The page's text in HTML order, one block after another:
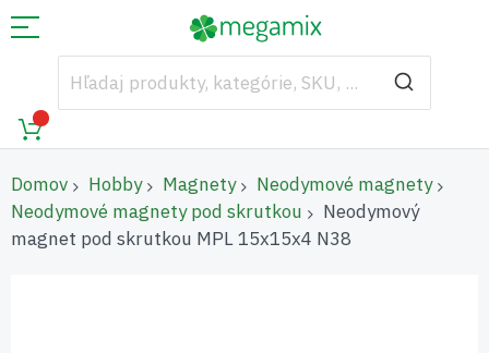
Domov Hobby Magnety
Neodymové magnety
Neodymové magnety pod skrutkou
Neodymový
magnet pod skrutkou MPL 15x15x4 N38